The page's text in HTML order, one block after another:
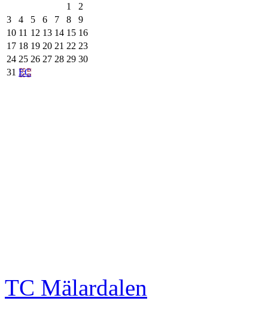
1
2
3
4 5 6 7 8
9
10 11 12 13 14 15 16
17 18 19 20 21 22 23
24 25 26 27 28 29 30
31 EC
TC Mälardalen